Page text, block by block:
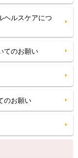
ヘルスケアにつ
てのお願い
のお願い